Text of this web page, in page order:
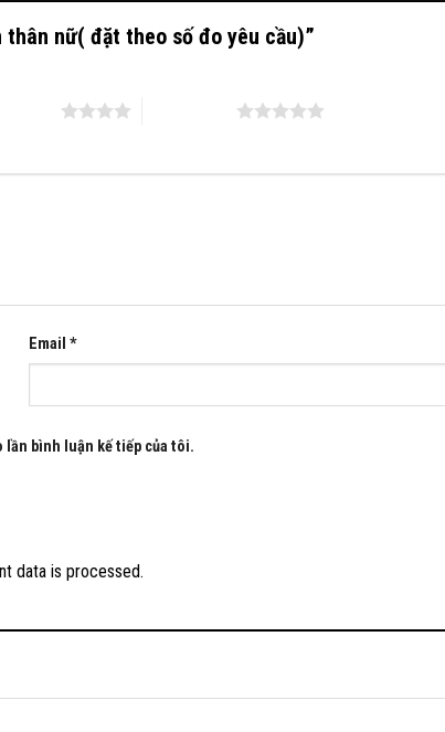
nữ( đặt theo số đo yêu cầu)”
Email *
bình luận kế tiếp của tôi.
data is processed.